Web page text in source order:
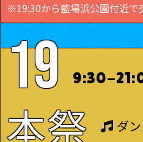
※19:30から藍場浜公園付近で
19 9:30-
本祭 ダ